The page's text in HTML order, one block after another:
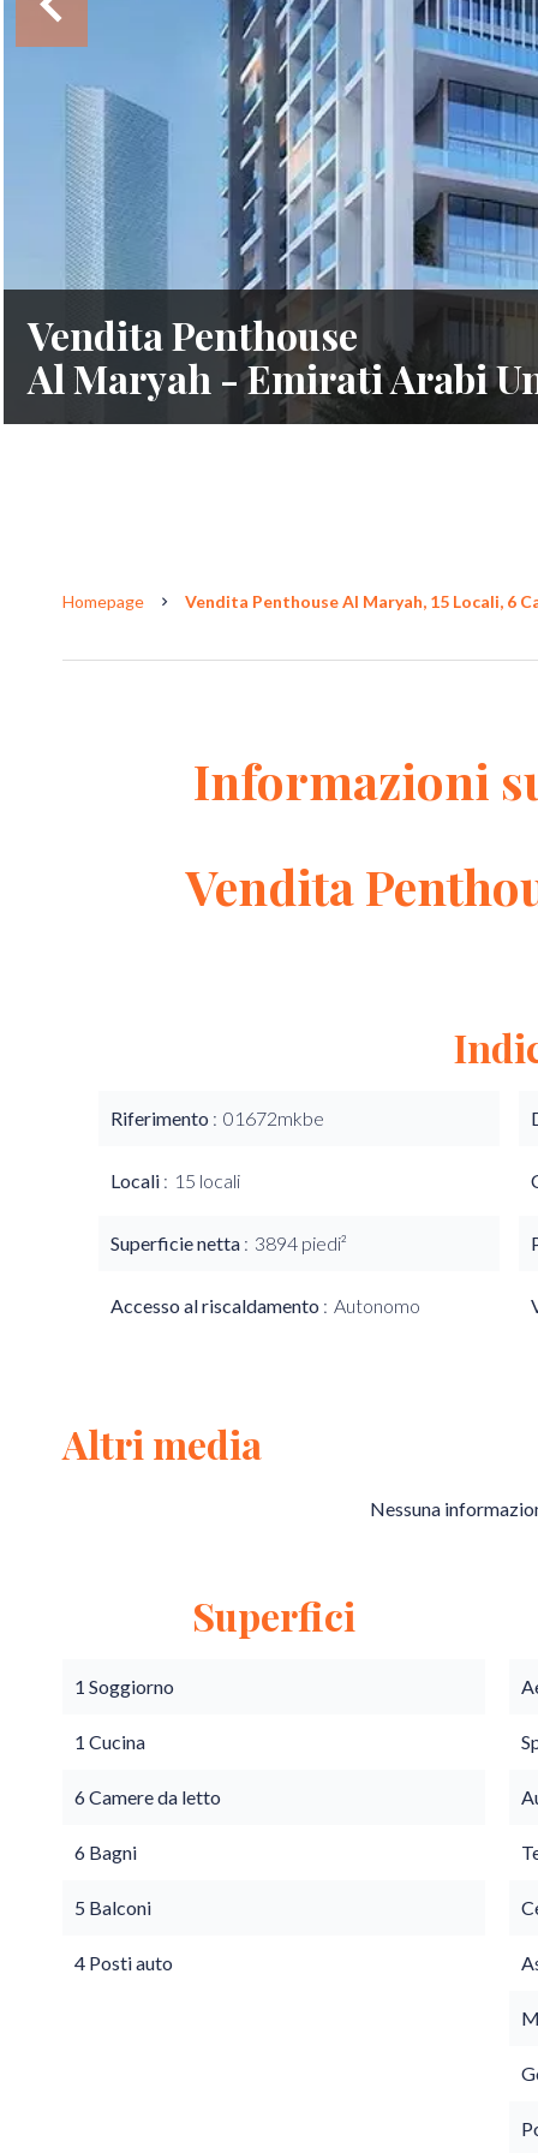
Vendita Penthouse
Al Maryah - Emirati Arabi
Homepage Vendita Penthouse Al Maryah, 15 Locali, 6
Informazioni
Vendita
Riferimento 01672mkbe
Locali 15 locali
Superficie netta 3894 piedi²
Accesso al riscaldamento Autonomo
Altri media
Nessuna
Superfici
1 Soggiorno
1 Cucina
6 Camere da letto
6 Bagni
5 Balconi
4 Posti auto